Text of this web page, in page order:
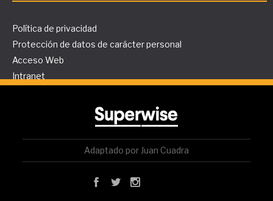
Política de privacidad
Protección de datos de carácter personal
Acceso Web
Intranet
Adaptado por Juan Cuadra